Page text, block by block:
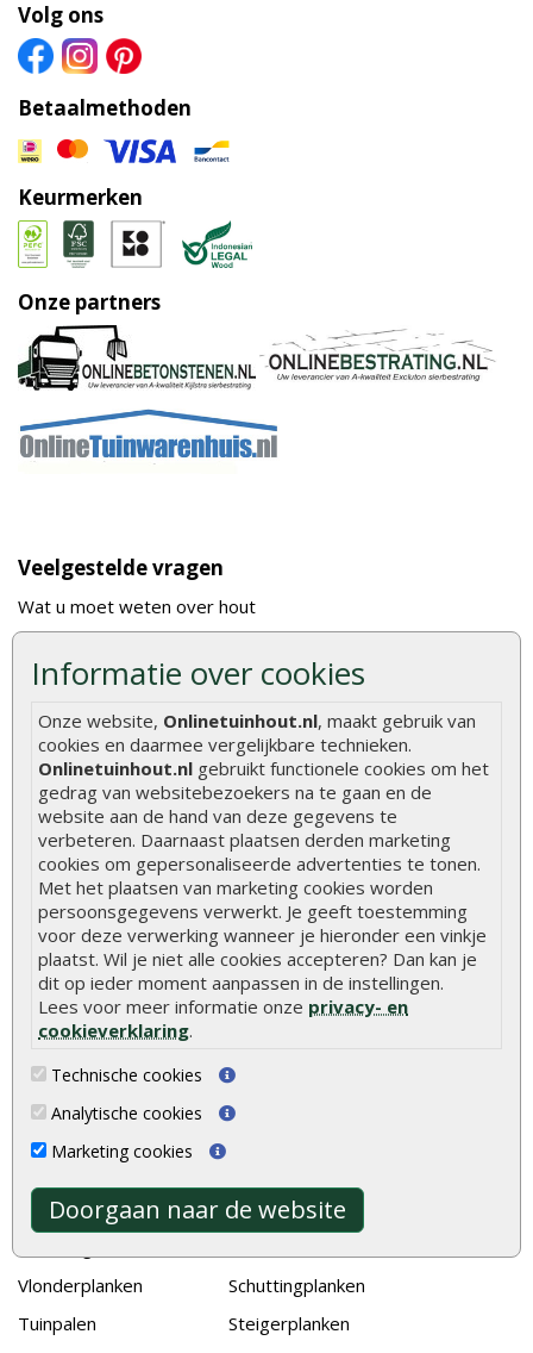
Informatie over cookies
Onze website, Onlinetuinhout.nl, maakt gebruik van
cookies en daarmee vergelijkbare technieken.
Onlinetuinhout.nl gebruikt functionele cookies om het
gedrag van websitebezoekers na te gaan en de
website aan de hand van deze gegevens te
verbeteren. Daarnaast plaatsen derden marketing
cookies om gepersonaliseerde advertenties te tonen.
Met het plaatsen van marketing cookies worden
persoonsgegevens verwerkt. Je geeft toestemming
voor deze verwerking wanneer je hieronder een vinkje
plaatst. Wil je niet alle cookies accepteren? Dan kan je
dit op ieder moment aanpassen in de instellingen.
Lees voor meer informatie onze privacy- en
cookieverklaring.
Technische cookies
Analytische cookies
Marketing cookies
Doorgaan naar de website
Volg ons
Betaalmethoden
Keurmerken
Onze partners
Veelgestelde vragen
Wat u moet weten over hout
Foto's en voorbeelden
Montage
Gekeurd hout
De fundering van een vlonder leggen
Hoe zelf een houten overkapping maken
Hoe zelf een vlonder leggen
Hoe betonpaal plaatsen
Hoe schutting plaatsen
De 9 beste tuinschermen van Onlinetuinhout.nl
Stijlvolle houtsoorten voor in de tuin
Duurzame tuin
Welke palen voor een schapenhek
Alle populaire categorieën
Tuinhout
Vlonderplanken
Tuinpalen
Tuindeuren
Schuttingplanken
Steigerplanken